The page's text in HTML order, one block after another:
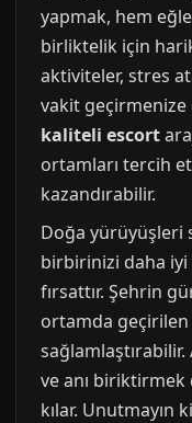
yapmak, hem
birliktelik için
aktiviteler, stres
vakit geçirmenize
kaliteli escort
ortamları tercih
kazandırabilir.
Doğa yürüyüşleri
birbirinizi daha
fırsattır. Şehrin
ortamda
ve anı
kılar. Unutmayın